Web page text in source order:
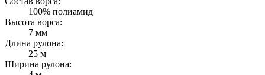
100% полиамид
Высота ворса:
7 мм
Длина рулона:
25 м
Ширина рулона: